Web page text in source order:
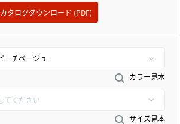
カタログダウンロード (PDF)
カラー見本
サイズ見本